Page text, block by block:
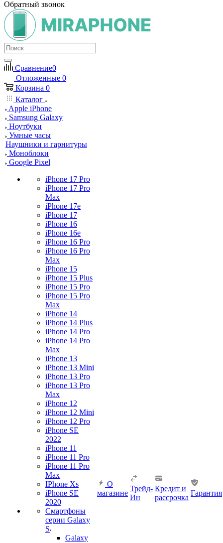
Обратный звонок
Сравнение0
Отложенные 0
Корзина 0
Каталог
Apple iPhone
Samsung Galaxy
Ноутбуки
Умные часы
Наушники и гарнитуры
Моноблоки
Google Pixel
iPhone 17 Pro
iPhone 17 Pro
Max
iPhone 17e
iPhone 17
iPhone 16
iPhone 16e
iPhone 16 Pro
iPhone 16 Pro
Max
iPhone 15
iPhone 15 Plus
iPhone 15 Pro
iPhone 15 Pro
Max
iPhone 14
iPhone 14 Plus
iPhone 14 Pro
iPhone 14 Pro
Max
iPhone 13
iPhone 13 Mini
iPhone 13 Pro
iPhone 13 Pro
Max
iPhone 12
iPhone 12 Mini
iPhone 12 Pro
iPhone SE
2022
iPhone 11
iPhone 11 Pro
iPhone 11 Pro
Max
IPhone Xs
iPhone SE
2020
Смартфоны
серии Galaxy
S
Galaxy
О
магазине
Трейд-
Ин
Кредит и
рассрочка
Гарантия